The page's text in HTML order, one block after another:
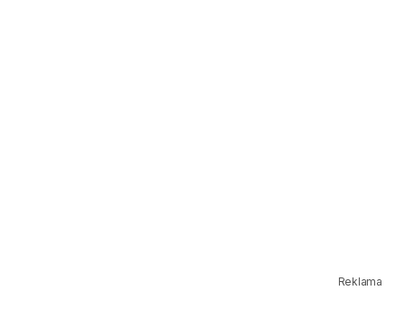
Reklama